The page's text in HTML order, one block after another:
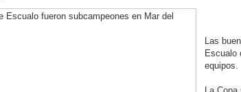
Las
Escualo
equipos.